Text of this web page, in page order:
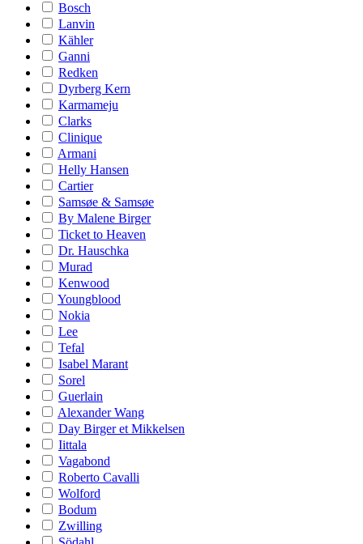
Bosch
Lanvin
Kähler
Ganni
Redken
Dyrberg Kern
Karmameju
Clarks
Clinique
Armani
Helly Hansen
Cartier
Samsøe & Samsøe
By Malene Birger
Ticket to Heaven
Dr. Hauschka
Murad
Kenwood
Youngblood
Nokia
Lee
Tefal
Isabel Marant
Sorel
Guerlain
Alexander Wang
Day Birger et Mikkelsen
Iittala
Vagabond
Roberto Cavalli
Wolford
Bodum
Zwilling